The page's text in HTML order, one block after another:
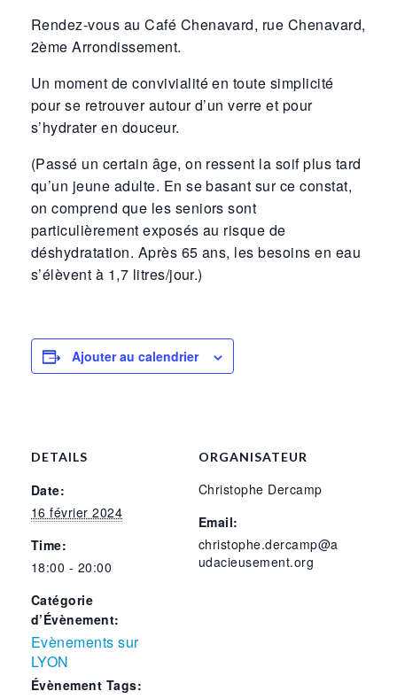
Rendez-vous au Café Chenavard, rue Chenavard,
2ème Arrondissement.
Un moment de convivialité en toute simplicité
pour se retrouver autour d’un verre et pour
s’hydrater en douceur.
(Passé un certain âge, on ressent la soif plus tard
qu’un jeune adulte. En se basant sur ce constat,
on comprend que les seniors sont
particulièrement exposés au risque de
déshydratation. Après 65 ans, les besoins en eau
s’élèvent à 1,7 litres/jour.)
Ajouter au calendrier
DETAILS
Date:
16 février 2024
Time:
18:00 - 20:00
Catégorie
d’Évènement:
Evènements sur
LYON
Évènement Tags:
ORGANISATEUR
Christophe Dercamp
Email:
christophe.dercamp@a
udacieusement.org